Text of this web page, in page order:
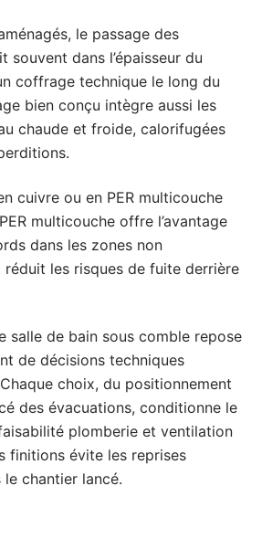
le passage des
souvent dans l’épaisseur du
coffrage technique le long du
bien conçu intègre aussi les
chaude et froide, calorifugées
cuivre ou en PER multicouche
multicouche offre l’avantage
dans les zones non
réduit les risques de fuite derrière
salle de bain sous comble repose
de décisions techniques
choix, du positionnement
des évacuations, conditionne le
plomberie et ventilation
finitions évite les reprises
chantier lancé.